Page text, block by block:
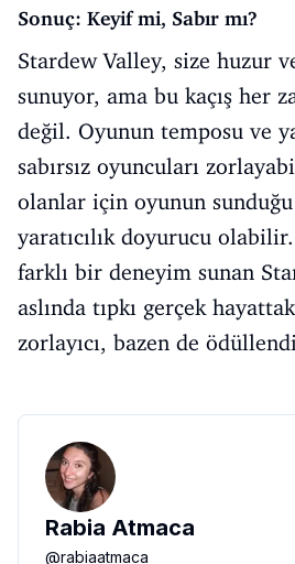
Sonuç: Keyif mi, Sabır mı?
Stardew Valley, size huzur
sunuyor, ama bu kaçış her
değil. Oyunun temposu ve
sabırsız oyuncuları
olanlar için oyunun sunduğu
yaratıcılık doyurucu
farklı bir deneyim sunan
aslında tıpkı gerçek
zorlayıcı, bazen de
Rabia Atmaca
@rabiaatmaca